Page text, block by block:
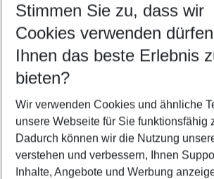
Abflughafen wählen
Beliebiger Abflughafen
Reisezeitraum wählen
09.08.26– 07.08.27 5-8 Nächte
2 Erwachsene Keine Kinder
Mehr Filter anzeigen
Stimmen Sie zu, dass wir
Cookies verwenden
Ihnen das beste Erlebnis
bieten?
Wir verwenden Cookies und ähnliche
unsere Webseite für Sie funktionsfähig
Dadurch können wir die Nutzung
verstehen und verbessern, Ihnen
Inhalte, Angebote und Werbung